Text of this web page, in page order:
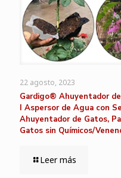
22 agosto, 2023
Gardigo® Ahuyentador
I Aspersor de Agua con
Ahuyentador de Gatos,
Gatos sin Químicos/
Leer más